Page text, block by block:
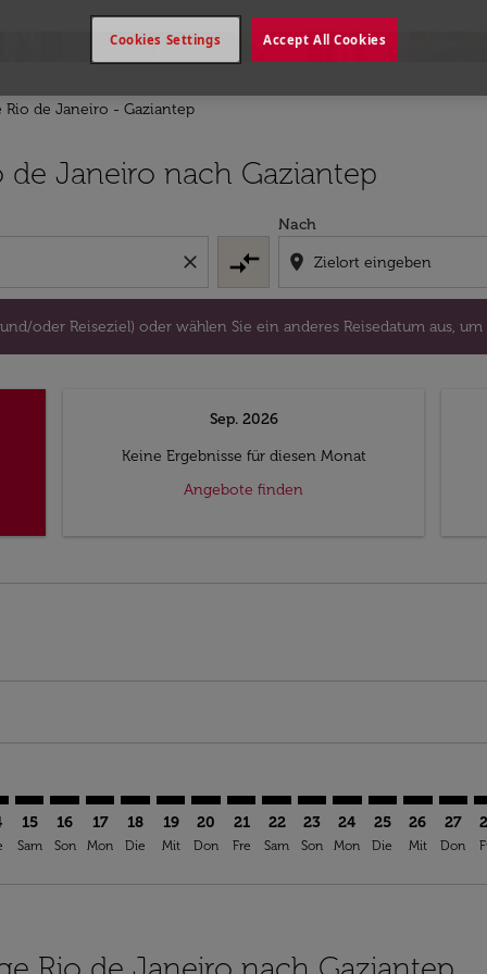
Rio de Janeiro - Gaziantep
Janeiro nach Gaziantep
close compare_arrows
Nach
location_on
oder Reiseziel) oder wählen Sie ein anderes Reisedatum aus,
und/oder Reiseziel) oder wählen Sie ein anderes
Sep. 2026
Keine Ergebnisse für diesen Monat
Angebote finden
15
Sam
16
Son
17
Mon
18
Die
19
Mit
GIG–GZT: cmp-view-offers-
20
Don
GIG–GZT: cmp-view-offers-
21
Fre
GIG–GZT: cmp-view-
22
Sam
GIG–GZT: cmp-view-
23
Son
GIG–GZT: cmp-
24
Mon
GIG–GZT:
25
Die
26
Mit
27
Don
Accept All Cookies
Cookies Settings